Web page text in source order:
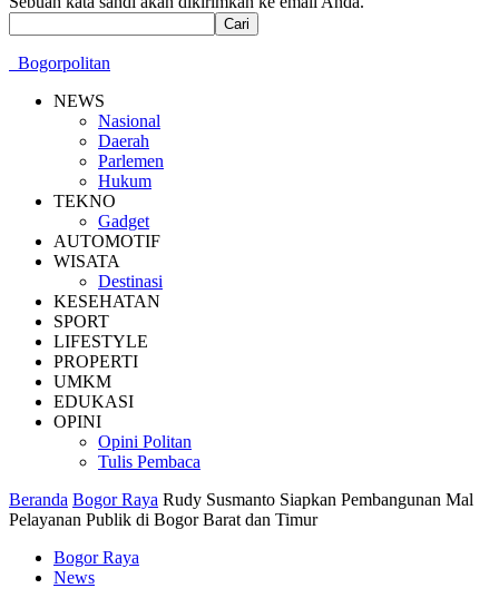
Bogorpolitan
NEWS
Nasional
Daerah
Parlemen
Hukum
TEKNO
Gadget
AUTOMOTIF
WISATA
Destinasi
KESEHATAN
SPORT
LIFESTYLE
PROPERTI
UMKM
EDUKASI
OPINI
Opini Politan
Tulis Pembaca
Beranda Bogor Raya Rudy Susmanto Siapkan Pembangunan Mal
Pelayanan Publik di Bogor Barat dan Timur
Bogor Raya
News